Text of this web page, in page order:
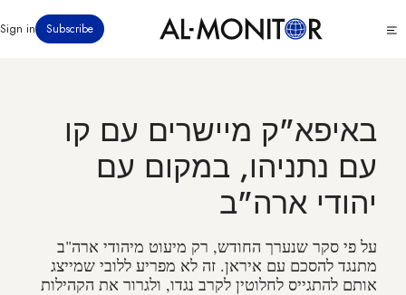
לתוכן
Subscribe
Sign in
באיפא"ק מיישרים עם קו
עם נתניהו, במקום עם
יהודי ארה"ב
על פי סקר שנערך החודש, רק מיעוט מיהודי ארה"ב
מתנגד להסכם עם איראן. זה לא מפריע ללובי שמייצג
אותם להתגייס לחלוטין לקרב נגדו, ולגרור את הקהילות